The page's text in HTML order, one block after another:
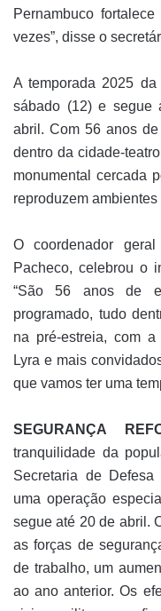
Pernambuco
vezes”, disse o
A temporada 2025
sábado (12) e segue
abril. Com 56 anos
dentro da cidade-
monumental cercada
reproduzem
O coordenador
Pacheco, celebrou o
“São 56 anos de
programado, tudo
na pré-estreia, com a
Lyra e mais
que vamos ter uma
SEGURANÇA
tranquilidade da
Secretaria de
uma operação
segue até 20 de abril.
as forças de
de trabalho, um
ao ano anterior. Os